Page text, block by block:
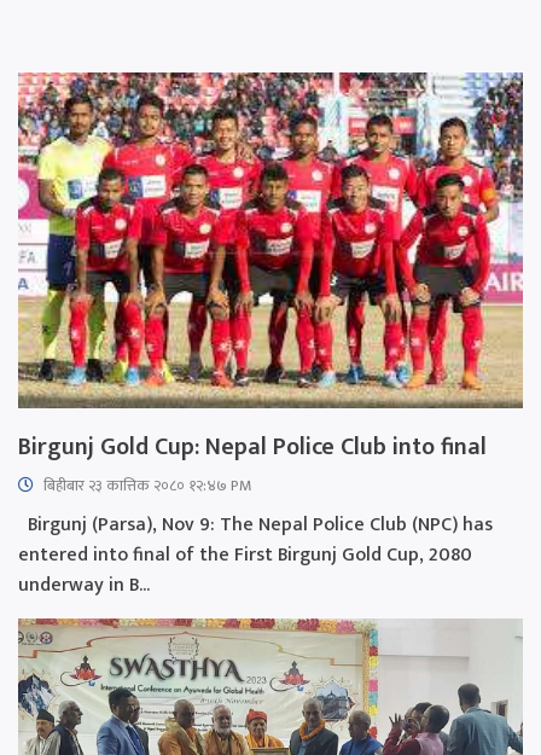
Birgunj Gold Cup: Nepal Police Club into final
बिहीबार २३ कात्तिक २०८० १२:४७ PM
Birgunj (Parsa), Nov 9: The Nepal Police Club (NPC) has
entered into final of the First Birgunj Gold Cup, 2080
underway in B...